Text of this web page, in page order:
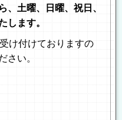
、土曜、日曜、祝日、
します。
け付けておりますの
さい。